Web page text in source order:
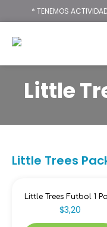
* TENEMOS
Little
Little Trees
Little Trees Futbol 1
$3,20